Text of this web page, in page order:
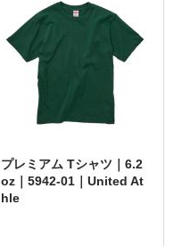
プレミアム Tシャツ｜6.2
oz｜5942-01｜United At
hle